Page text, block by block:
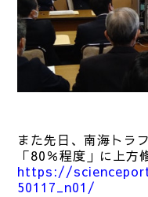
また先日、南海トラ
「80％程度」に上方
https://
50117_n01/